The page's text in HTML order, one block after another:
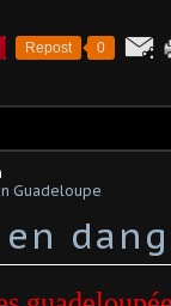
Repost 0
Guadeloupe